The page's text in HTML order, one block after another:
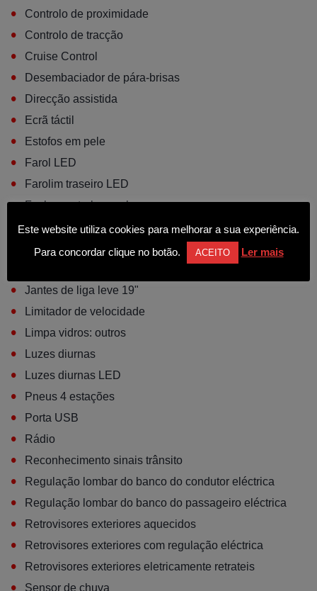
•
Controlo de proximidade
• Controlo de tracção
• Cruise Control
• Desembaciador de pára-brisas
• Direcção assistida
• Ecrã táctil
• Estofos em pele
• Farol LED
• Farolim traseiro LED
• Fecho central sem chave
Follow me home
Iluminação interior LED
• Jantes de liga leve 19"
• Limitador de velocidade
• Limpa vidros: outros
• Luzes diurnas
• Luzes diurnas LED
• Pneus 4 estações
• Porta USB
• Rádio
• Reconhecimento sinais trânsito
• Regulação lombar do banco do condutor eléctrica
• Regulação lombar do banco do passageiro eléctrica
• Retrovisores exteriores aquecidos
• Retrovisores exteriores com regulação eléctrica
• Retrovisores exteriores eletricamente retrateis
• Sensor de chuva
Este website utiliza cookies para melhorar a sua experiência.
Para concordar clique no botão.
ACEITO Ler mais